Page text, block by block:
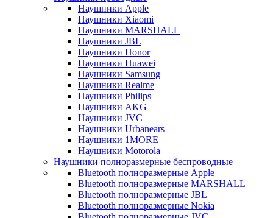
Наушники Apple
Наушники Xiaomi
Наушники MARSHALL
Наушники JBL
Наушники Honor
Наушники Huawei
Наушники Samsung
Наушники Realme
Наушники Philips
Наушники AKG
Наушники JVC
Наушники Urbanears
Наушники 1MORE
Наушники Motorola
Наушники полноразмерные беспроводные
Bluetooth полноразмерные Apple
Bluetooth полноразмерные MARSHALL
Bluetooth полноразмерные JBL
Bluetooth полноразмерные Nokia